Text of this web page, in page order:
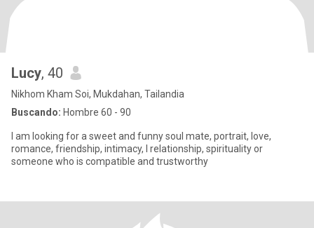
Lucy, 40
Nikhom Kham Soi, Mukdahan, Tailandia
Buscando: Hombre 60 - 90
I am looking for a sweet and funny soul mate, portrait, love,
romance, friendship, intimacy, l relationship, spirituality or
someone who is compatible and trustworthy